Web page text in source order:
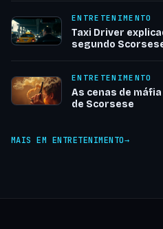
ENTRETENIMENTO
Taxi Driver
segundo
ENTRETENIMENTO
As cenas de
de Scorsese
MAIS EM ENTRETENIMENTO